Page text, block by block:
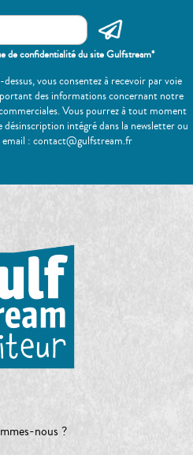
de confidentialité du site Gulfstream*
vous consentez à recevoir par voie
des informations concernant notre
Vous pourrez à tout moment
intégré dans la newsletter ou
: contact@gulfstream.fr
nous ?